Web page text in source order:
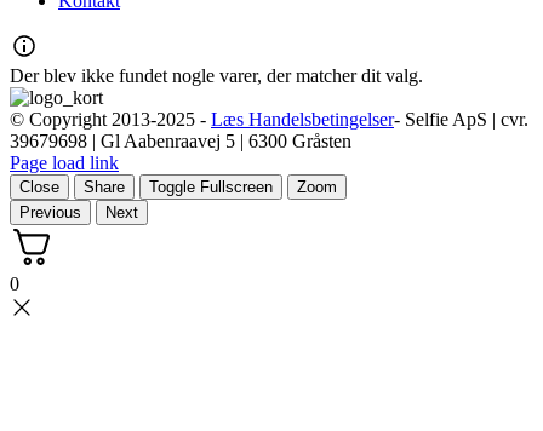
Der blev ikke fundet nogle varer, der matcher dit valg.
© Copyright 2013-2025 - Læs Handelsbetingelser- Selfie ApS | cvr.
39679698 | Gl Aabenraavej 5 | 6300 Gråsten
Page load link
Close Share Toggle Fullscreen
Zoom
Previous
Next
0